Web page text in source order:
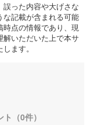
った内容や大げさな
記載が含まれる可能
点の情報であり、現
いただいた上で本サ
ます。
ト（0件）